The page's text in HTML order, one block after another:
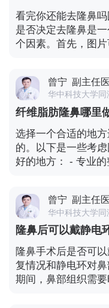
生会根据你的具体
健康状况以及手术
议。他们会权衡各
体比例。 - 鼻部骨骼
在隆鼻手术中也可
需要注意的是，每
具体的隆鼻手术方
体的选择、手术技
手术之前，医生会根
性化的手术方案，
理想的效果。
看完你还能去隆鼻
是否决定去隆鼻是
个因素。首先，图
身体健康状况、手术
手术之前，以下几
过程和风险：与专业
询，了解手术的具
生可以根据你的鼻
和建议。 - 评估个
状况良好，没有影
响，并与医生进行
期：隆鼻手术的效果
审美标准不同。与
术是否能够达到你所
复：隆鼻手术后需
食、避免碰撞、按
确保手术成功的重
曾宁 副主任
华中科技大学
纤维脂肪隆鼻哪里
选择一个合适的地
的。以下是一些考
好的地方： - 专业
- 口碑和患者评价：
以通过在线论坛、社
息。患者的满意度
医院或诊所的设施
备先进的设施和设
术室的条件和消毒
估：在选择医疗机
曾宁 副主任
华中科技大学
隆鼻后可以戴静电
隆鼻手术后是否可
复情况和静电环对
期间，鼻部组织需